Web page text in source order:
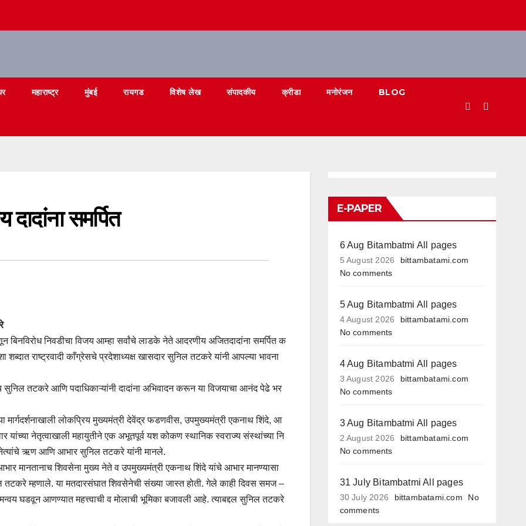
महाराष्ट्र मुंबई रायगड विशेष लेख संपादकीय क्रीडा मनोरंजन BLOG
समर्पित
बिनविरोध निवडीचा विजय आम्हा सर्वांचे लाडके नेते आदरणीय अजितदादांना समर्पित क
राष्ट्रवादी काँग्रेसचे प्रदेशाध्यक्ष खासदार सुनिल तटकरे यांनी आपल्या भावना
तटकरे आणि पदाधिकाऱ्यांनी दादांना अभिवादन करून या विजयाचा आनंद पेढे भर
मार्गदर्शनाखाली लोकप्रिय मुख्यमंत्री देवेंद्र फडणवीस, उपमुख्यमंत्री एकनाथ शिंदे, आ
यांच्या नेतृत्वाखाली महायुतीने एक अभूतपूर्व यश कोकण स्थानिक स्वराज्य संस्थांच्या नि
ऋण आणि आभार सुनिल तटकरे यांनी मानले.
मानतानाच शिवसेना मुख्य नेते व उपमुख्यमंत्री एकनाथ शिंदे यांचे आभार मानण्यासा
म्हणाले. या मतदारसंघात शिवसेनेची संख्या जास्त होती. गेले काही दिवस समज –
घडवून आणण्यात महत्त्वाची व मोलाची भूमिका बजावली आहे. त्याबद्दल सुनिल तटकरे
E-PAPER
6 Aug Bitambatmi All pages
5 August 2026
bittambatami.com
No comments
5 Aug Bitambatmi All pages
4 August 2026
bittambatami.com
No comments
4 Aug Bitambatmi All pages
3 August 2026
bittambatami.com
No comments
3 Aug Bitambatmi All pages
2 August 2026
bittambatami.com
No comments
31 July Bitambatmi All pages
30 July 2026 bittambatami.com
No
comments